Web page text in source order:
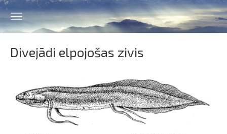
Divejādi elpojošas zivis